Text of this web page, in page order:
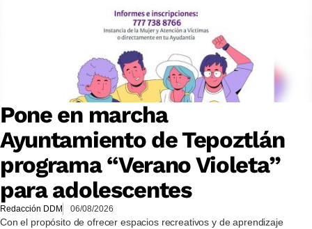
Pone en marcha
Ayuntamiento de Tepoztlán
programa “Verano Violeta”
para adolescentes
Redacción DDM 06/08/2026
Con el propósito de ofrecer espacios recreativos y de aprendizaje